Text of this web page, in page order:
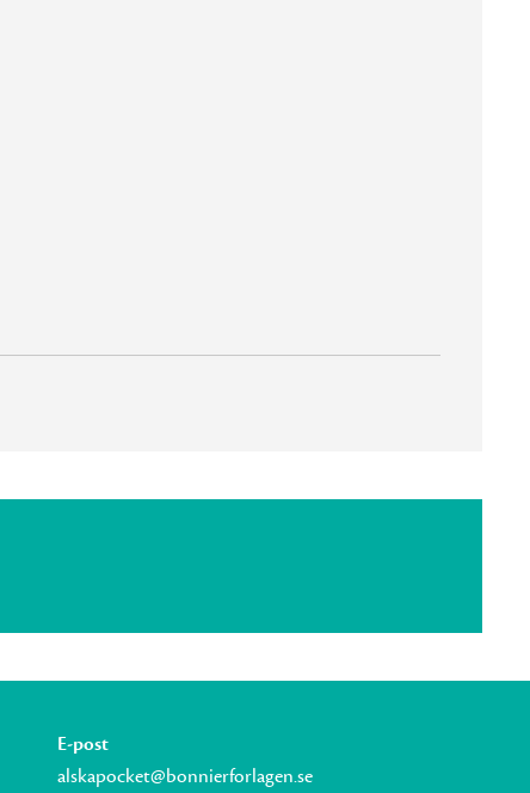
E-post
alskapocket@bonnierforlagen.se